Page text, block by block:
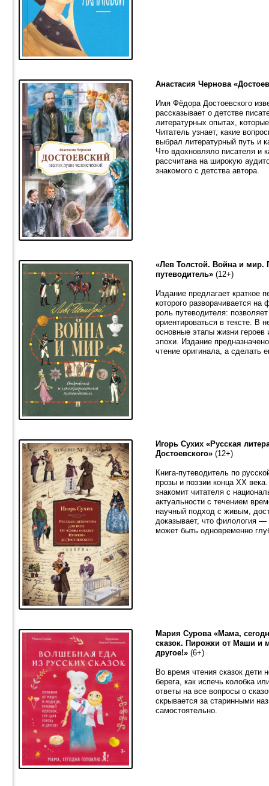
Анастасия Чернова
Имя Фёдора Достоевского
рассказывает о детстве
литературных опытах,
Читатель узнает, какие
выбрал литературный путь и
Что вдохновляло писателя и
рассчитана на широкую
знакомого с детства автора.
«Лев Толстой. Война и
путеводитель» (12+)
Издание предлагает
которого разворачивается
роль путеводителя:
ориентироваться в тексте. В
основные этапы жизни
эпохи. Издание
чтение оригинала, а сделать
Игорь Сухих «Русская
Достоевского» (12+)
Книга-путеводитель по
прозы и поэзии конца XX
знакомит читателя с
актуальности с течением
научный подход с живым,
доказывает, что филология —
может быть одновременно
Мария Сурова «Мама,
сказок. Пирожки от Маши и
другое!» (6+)
Во время чтения сказок дети
берега, как испечь колобка
ответы на все вопросы о
скрывается за старинными
самостоятельно.